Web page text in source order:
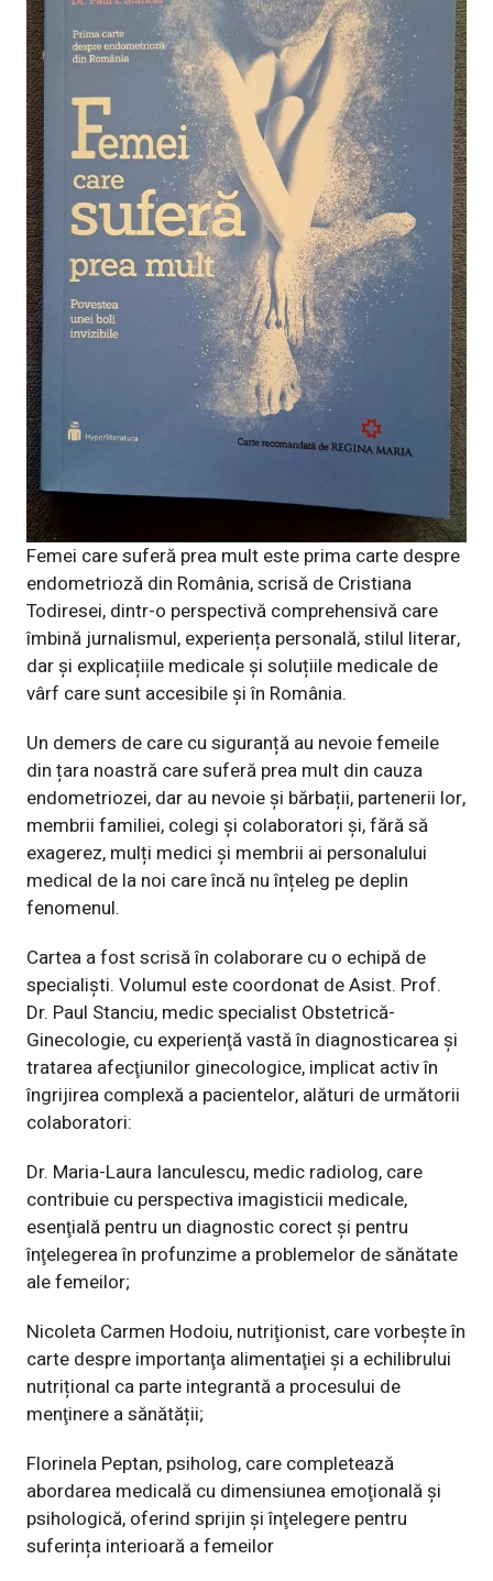
Femei care suferă prea mult este prima carte despre
endometrioză din România, scrisă de Cristiana
Todiresei, dintr-o perspectivă comprehensivă care
îmbină jurnalismul, experiența personală, stilul literar,
dar și explicațiile medicale și soluțiile medicale de
vârf care sunt accesibile și în România.
Un demers de care cu siguranță au nevoie femeile
din țara noastră care suferă prea mult din cauza
endometriozei, dar au nevoie și bărbații, partenerii lor,
membrii familiei, colegi și colaboratori și, fără să
exagerez, mulți medici și membrii ai personalului
medical de la noi care încă nu înțeleg pe deplin
fenomenul.
Cartea a fost scrisă în colaborare cu o echipă de
specialiști. Volumul este coordonat de Asist. Prof.
Dr. Paul Stanciu, medic specialist Obstetrică-
Ginecologie, cu experienţă vastă în diagnosticarea și
tratarea afecţiunilor ginecologice, implicat activ în
îngrijirea complexă a pacientelor, alături de următorii
colaboratori:
Dr. Maria-Laura Ianculescu, medic radiolog, care
contribuie cu perspectiva imagisticii medicale,
esenţială pentru un diagnostic corect și pentru
înţelegerea în profunzime a problemelor de sănătate
ale femeilor;
Nicoleta Carmen Hodoiu, nutriţionist, care vorbeşte în
carte despre importanţa alimentaţiei și a echilibrului
nutrițional ca parte integrantă a procesului de
menţinere a sănătății;
Florinela Peptan, psiholog, care completează
abordarea medicală cu dimensiunea emoţională și
psihologică, oferind sprijin și înţelegere pentru
suferința interioară a femeilor